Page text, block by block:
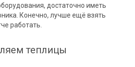
достаточно иметь
Конечно, лучше ещё взять
работать.
теплицы